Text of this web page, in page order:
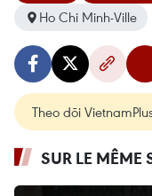
Ho Chi Minh-Ville
Theo dõi
SUR LE MÊME